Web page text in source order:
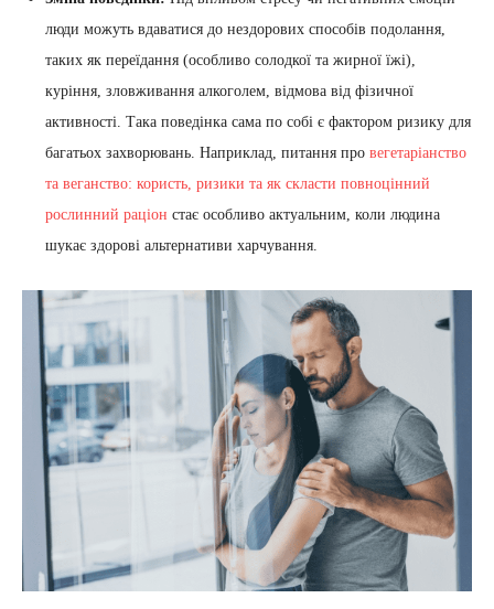
люди можуть вдаватися до нездорових способів подолання,
таких як переїдання (особливо солодкої та жирної їжі),
куріння, зловживання алкоголем, відмова від фізичної
активності. Така поведінка сама по собі є фактором ризику для
багатьох захворювань. Наприклад, питання про вегетаріанство
та веганство: користь, ризики та як скласти повноцінний
рослинний раціон стає особливо актуальним, коли людина
шукає здорові альтернативи харчування.